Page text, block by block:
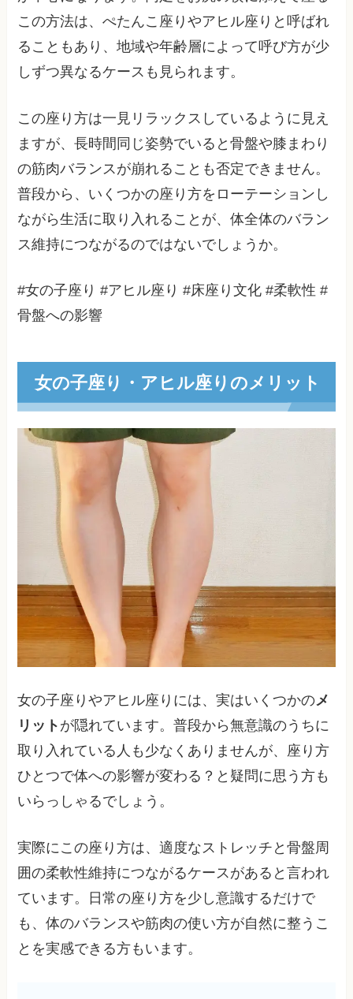
この方法は、ぺたんこ座りやアヒル座りと呼ばれ
ることもあり、地域や年齢層によって呼び方が少
しずつ異なるケースも見られます。
この座り方は一見リラックスしているように見え
ますが、長時間同じ姿勢でいると骨盤や膝まわり
の筋肉バランスが崩れることも否定できません。
普段から、いくつかの座り方をローテーションし
ながら生活に取り入れることが、体全体のバラン
ス維持につながるのではないでしょうか。
#女の子座り #アヒル座り #床座り文化 #柔軟性 #
骨盤への影響
女の子座り・アヒル座りのメリット
女の子座りやアヒル座りには、実はいくつかのメ
リット が隠れています。普段から無意識のうちに
取り入れている人も少なくありませんが、座り方
ひとつで体への影響が変わる？と疑問に思う方も
いらっしゃるでしょう。
実際にこの座り方は、適度なストレッチと骨盤周
囲の柔軟性維持につながるケースがあると言われ
ています。日常の座り方を少し意識するだけで
も、体のバランスや筋肉の使い方が自然に整うこ
とを実感できる方もいます。